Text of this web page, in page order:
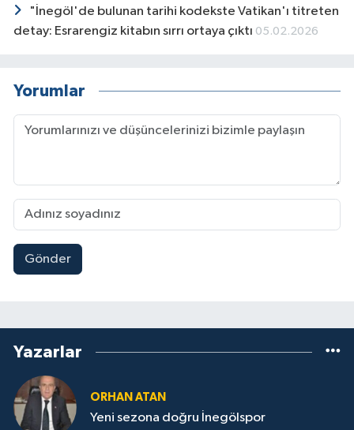
"İnegöl'de bulunan tarihi kodekste Vatikan'ı titreten
detay: Esrarengiz kitabın sırrı ortaya çıktı 05.02.2026
Yorumlar
Gönder
Yazarlar
ORHAN ATAN
Yeni sezona doğru İnegölspor